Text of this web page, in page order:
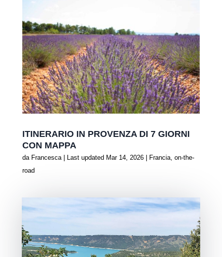
ITINERARIO IN PROVENZA DI 7 GIORNI
CON MAPPA
da Francesca| Last updated Mar 14, 2026| Francia, on-the-
road